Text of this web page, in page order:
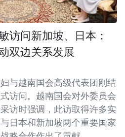
访问新加坡、日本：
双边关系发展
与越南国会高级代表团刚结
访问。越南国会对外委员会
访时强调，此访取得许多实
日本和新加坡两个重要国家